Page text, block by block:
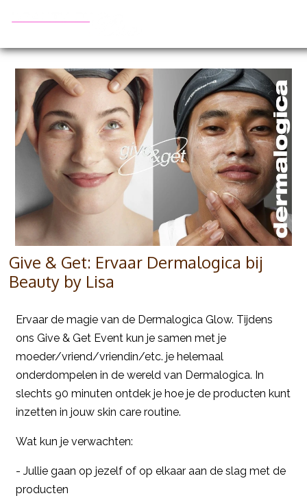
Give & Get: Ervaar Dermalogica bij
Beauty by Lisa
Ervaar de magie van de Dermalogica Glow. Tijdens
ons Give & Get Event kun je samen met je
moeder/vriend/vriendin/etc. je helemaal
onderdompelen in de wereld van Dermalogica. In
slechts 90 minuten ontdek je hoe je de producten kunt
inzetten in jouw skin care routine.
Wat kun je verwachten:
- Jullie gaan op jezelf of op elkaar aan de slag met de
producten